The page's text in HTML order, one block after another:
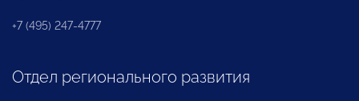
+7 (495) 247-4777
Отдел регионального развития